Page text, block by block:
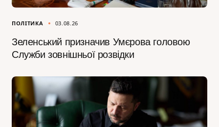
ПОЛІТИКА 03.08.26
Зеленський призначив Умєрова головою
Служби зовнішньої розвідки